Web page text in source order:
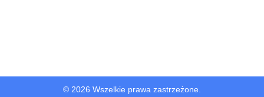
© 2026 Wszelkie prawa zastrzeżone.